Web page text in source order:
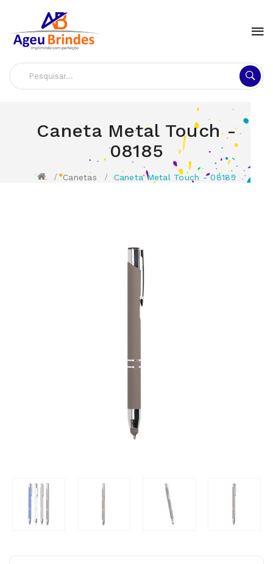
Caneta Metal Touch -
08185
Canetas Caneta Metal Touch - 08185